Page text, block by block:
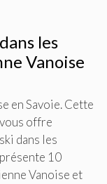
les
Vanoise
en Savoie. Cette
offre
dans les
10
Vanoise et